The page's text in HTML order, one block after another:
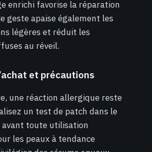
enrichi favorise la réparation
geste apaise également les
légères et réduit les
au réveil.
et précautions
une réaction allergique reste
un test de patch dans le
avant toute utilisation
les peaux à tendance